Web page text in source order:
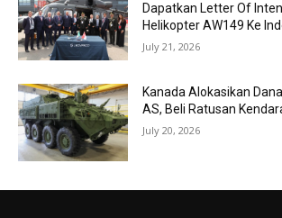
Dapatkan Letter Of
Helikopter AW149 Ke
July 21, 2026
Kanada Alokasikan
AS, Beli Ratusan
July 20, 2026